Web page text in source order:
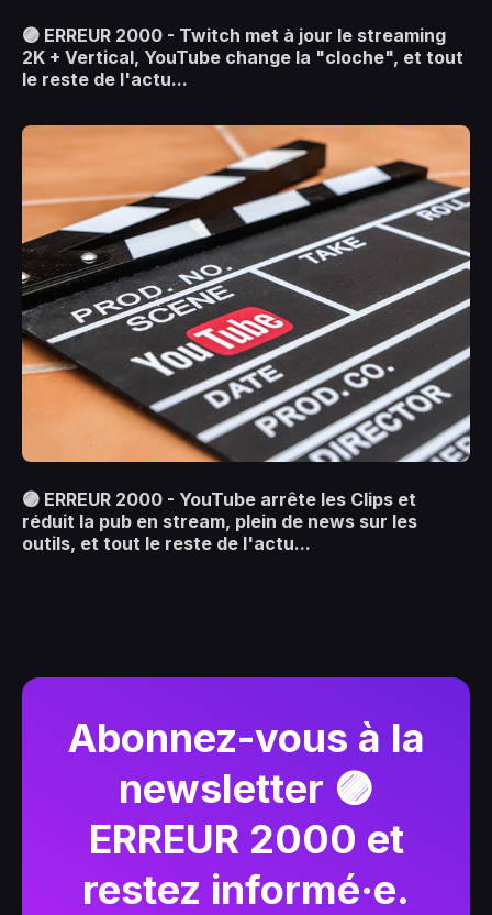
🟣 ERREUR 2000 - Twitch met à jour le streaming
2K + Vertical, YouTube change la "cloche", et tout
le reste de l'actu...
🟣 ERREUR 2000 - YouTube arrête les Clips et
réduit la pub en stream, plein de news sur les
outils, et tout le reste de l'actu...
Abonnez-vous à la
newsletter 🟣
ERREUR 2000 et
restez informé·e.